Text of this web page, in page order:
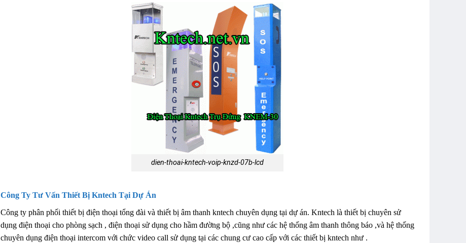
dien-thoai-kntech-voip-knzd-07b-lcd
Công Ty Tư Vấn Thiết Bị Kntech Tại Dự Án
Công ty phân phối thiết bị điện thoại tổng đài và thiết bị âm thanh kntech chuyên dụng tại dự án. Kntech là thiết bị chuyên sử
dụng điện thoại cho phòng sạch , điện thoại sử dụng cho hầm đường bộ ,cũng như các hệ thống âm thanh thông báo ,và hệ thống
chuyên dụng điện thoại intercom với chức video call sử dụng tại các chung cư cao cấp với các thiết bị kntech như .